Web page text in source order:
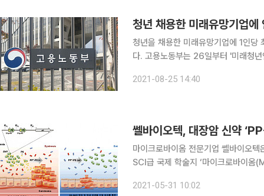
청년 채용한 미래유망기업
청년을 채용한 미래유망기업에 1인
다. 고용노동부는 26일부터 '미래청년인재육성 사업'을 시작해 기업들의 참여 신청을 받는다고 25
장 가능성이 큰 미래유망기업이 청년
2021-08-25 14:40
쎌바이오텍, 대장암 신약
마이크로바이옴 전문기업 쎌바이오
SCI급 국제 학술지 ‘마이크로바이옴
P8이 우수한 항암효과와 더불어 장내
2021-05-31 10:02